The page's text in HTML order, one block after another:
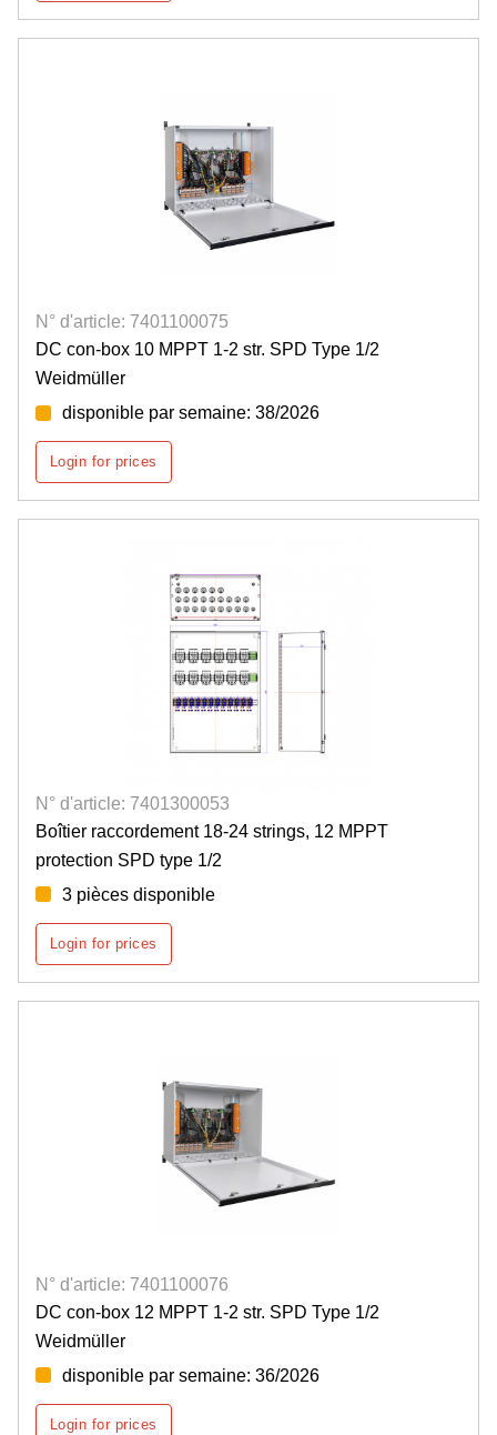
N° d'article: 7401100075
DC con-box 10 MPPT 1-2 str. SPD Type 1/2
Weidmüller
disponible par semaine: 38/2026
Login for prices
N° d'article: 7401300053
Boîtier raccordement 18-24 strings, 12 MPPT
protection SPD type 1/2
3 pièces disponible
Login for prices
N° d'article: 7401100076
DC con-box 12 MPPT 1-2 str. SPD Type 1/2
Weidmüller
disponible par semaine: 36/2026
Login for prices